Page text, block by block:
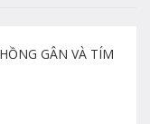
GÂN VÀ TÍM